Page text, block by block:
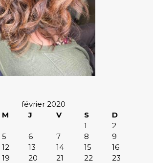
février 2020
M J V S
D
1
2
5 6 7 8
9
12 13 14 15
16
19 20 21 22
23